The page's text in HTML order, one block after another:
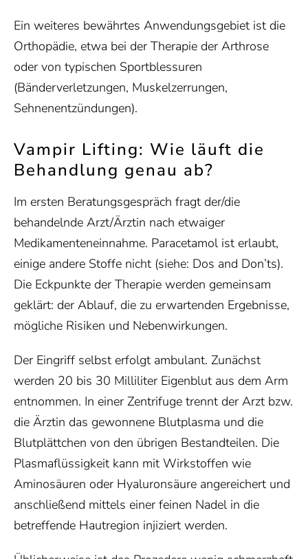
Ein weiteres bewährtes Anwendungsgebiet ist die
Orthopädie, etwa bei der Therapie der Arthrose
oder von typischen Sportblessuren
(Bänderverletzungen, Muskelzerrungen,
Sehnenentzündungen).
Vampir Lifting: Wie läuft die
Behandlung genau ab?
Im ersten Beratungsgespräch fragt der/die
behandelnde Arzt/Ärztin nach etwaiger
Medikamenteneinnahme. Paracetamol ist erlaubt,
einige andere Stoffe nicht (siehe: Dos and Don’ts).
Die Eckpunkte der Therapie werden gemeinsam
geklärt: der Ablauf, die zu erwartenden Ergebnisse,
mögliche Risiken und Nebenwirkungen.
Der Eingriff selbst erfolgt ambulant. Zunächst
werden 20 bis 30 Milliliter Eigenblut aus dem Arm
entnommen. In einer Zentrifuge trennt der Arzt bzw.
die Ärztin das gewonnene Blutplasma und die
Blutplättchen von den übrigen Bestandteilen. Die
Plasmaflüssigkeit kann mit Wirkstoffen wie
Aminosäuren oder Hyaluronsäure angereichert und
anschließend mittels einer feinen Nadel in die
betreffende Hautregion injiziert werden.